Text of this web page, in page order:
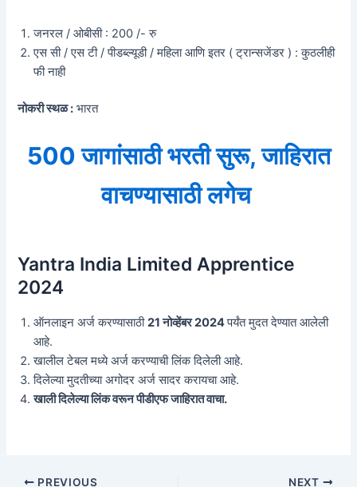
जनरल / ओबीसी : 200 /- रु
एस सी / एस टी / पीडब्ल्यूडी / महिला आणि इतर ( ट्रान्सजेंडर ) : कुठलीही
फी नाही
नोकरी स्थळ : भारत
500 जागांसाठी भरती सुरू, जाहिरात
वाचण्यासाठी लगेच
Yantra India Limited Apprentice
2024
ऑनलाइन अर्ज करण्यासाठी21 नोव्हेंबर 2024पर्यंत मुदत देण्यात आलेली
आहे.
खालील टेबल मध्ये अर्ज करण्याची लिंक दिलेली आहे.
दिलेल्या मुदतीच्या अगोदर अर्ज सादर करायचा आहे.
खाली दिलेल्या लिंक वरून पीडीएफ जाहिरात वाचा.
Post PREVIOUS NEXT